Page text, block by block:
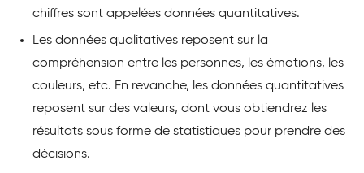
chiffres sont appelées données quantitatives.
Les données qualitatives reposent sur la
compréhension entre les personnes, les émotions, les
couleurs, etc. En revanche, les données quantitatives
reposent sur des valeurs, dont vous obtiendrez les
résultats sous forme de statistiques pour prendre des
décisions.